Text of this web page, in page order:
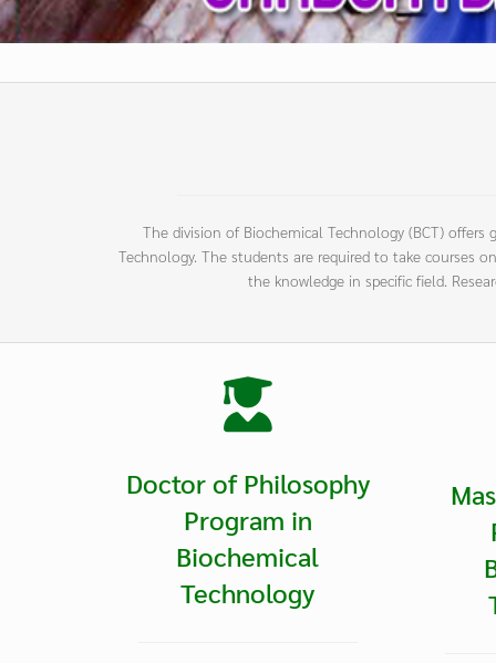
The division of Biochemical Technology (BCT)
Technology. The students are required to take courses
the knowledge in specific field.
Doctor of Philosophy
Program in
Biochemical
Technology